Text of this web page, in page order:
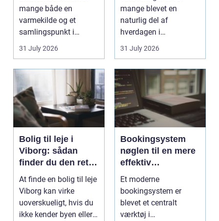
mange både en
varmekilde og et
samlingspunkt i
hjemmet. Flammerne
31 July 2026
mange blevet en
naturlig del af
hverdagen i
København. Byen er
fyldt med dygtige...
31 July 2026
Bolig til leje i
Viborg: sådan
finder du den rette
lejlighed
At finde en bolig til leje
Viborg kan virke
uoverskueligt, hvis du
ikke kender byen eller
Bookingsystem
nøglen til en mere
effektiv
klinikhverdag
Et moderne
bookingsystem er
blevet et centralt
værktøj i